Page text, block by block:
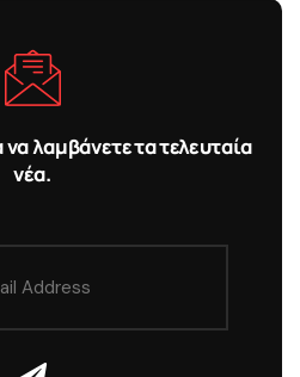
λαμβάνετε τα τελευταία
νέα.